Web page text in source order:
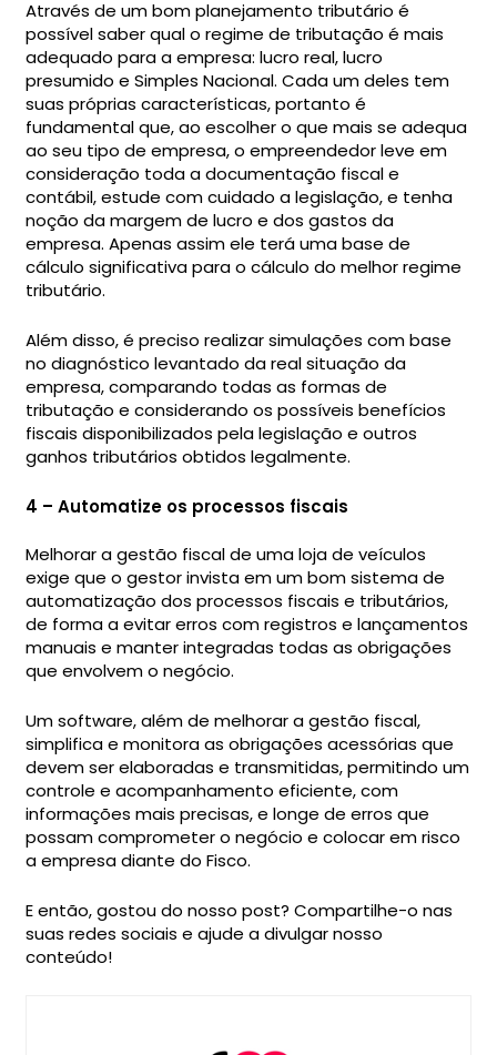
Através de um bom planejamento tributário é
possível saber qual o regime de tributação é mais
adequado para a empresa: lucro real, lucro
presumido e Simples Nacional. Cada um deles tem
suas próprias características, portanto é
fundamental que, ao escolher o que mais se adequa
ao seu tipo de empresa, o empreendedor leve em
consideração toda a documentação fiscal e
contábil, estude com cuidado a legislação, e tenha
noção da margem de lucro e dos gastos da
empresa. Apenas assim ele terá uma base de
cálculo significativa para o cálculo do melhor regime
tributário.
Além disso, é preciso realizar simulações com base
no diagnóstico levantado da real situação da
empresa, comparando todas as formas de
tributação e considerando os possíveis benefícios
fiscais disponibilizados pela legislação e outros
ganhos tributários obtidos legalmente.
4 – Automatize os processos fiscais
Melhorar a gestão fiscal de uma loja de veículos
exige que o gestor invista em um bom sistema de
automatização dos processos fiscais e tributários,
de forma a evitar erros com registros e lançamentos
manuais e manter integradas todas as obrigações
que envolvem o negócio.
Um software, além de melhorar a gestão fiscal,
simplifica e monitora as obrigações acessórias que
devem ser elaboradas e transmitidas, permitindo um
controle e acompanhamento eficiente, com
informações mais precisas, e longe de erros que
possam comprometer o negócio e colocar em risco
a empresa diante do Fisco.
E então, gostou do nosso post? Compartilhe-o nas
suas redes sociais e ajude a divulgar nosso
conteúdo!